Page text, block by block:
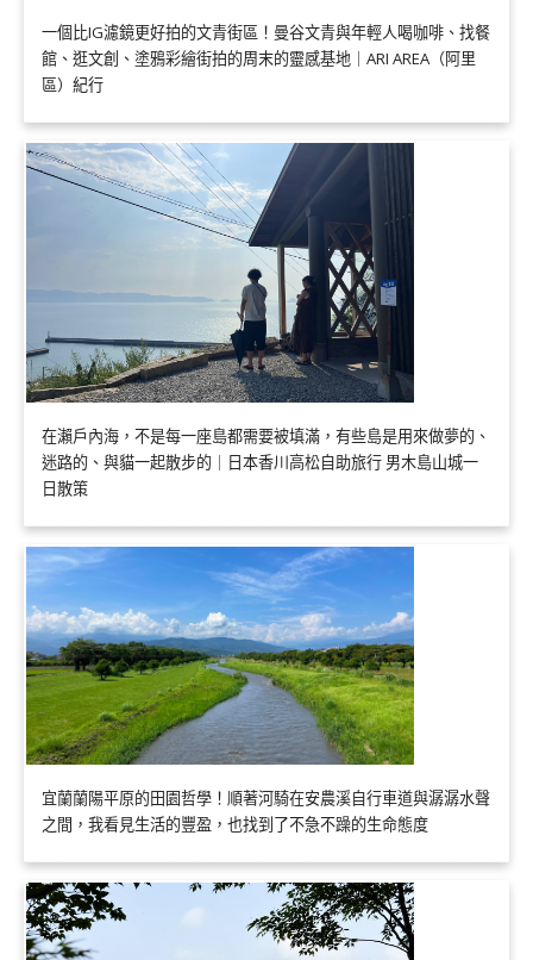
一個比IG濾鏡更好拍的文青街區！曼谷文青與年輕人喝咖啡、找餐
館、逛文創、塗鴉彩繪街拍的周末的靈感基地｜ARI AREA（阿里
區）紀行
在瀨戶內海，不是每一座島都需要被填滿，有些島是用來做夢的、
迷路的、與貓一起散步的｜日本香川高松自助旅行 男木島山城一
日散策
宜蘭蘭陽平原的田園哲學！順著河騎在安農溪自行車道與潺潺水聲
之間，我看見生活的豐盈，也找到了不急不躁的生命態度